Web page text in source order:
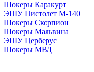
Шокеры Каракурт
ЭШУ Пистолет М-140
Шокеры Скорпион
Шокеры Мальвина
ЭШУ Церберус
Шокеры МВД